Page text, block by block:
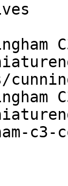
c3-